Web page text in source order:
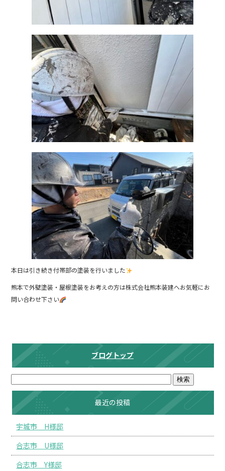
本日は引き続き付帯部の塗装を行いました
熊本で外壁塗装・屋根塗装をお考えの方は株式会社熊本装建へお気軽にお
問い合わせ下さい
ブログトップ
最近の投稿
宇城市 H様邸
合志市 U様邸
合志市 Y様邸